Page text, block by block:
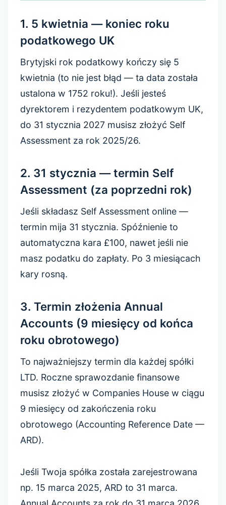
1. 5 kwietnia — koniec roku
podatkowego UK
Brytyjski rok podatkowy kończy się 5
kwietnia (to nie jest błąd — ta data została
ustalona w 1752 roku!). Jeśli jesteś
dyrektorem i rezydentem podatkowym UK,
do 31 stycznia 2027 musisz złożyć Self
Assessment za rok 2025/26.
2. 31 stycznia — termin Self
Assessment (za poprzedni rok)
Jeśli składasz Self Assessment online —
termin mija 31 stycznia. Spóźnienie to
automatyczna kara £100, nawet jeśli nie
masz podatku do zapłaty. Po 3 miesiącach
kary rosną.
3. Termin złożenia Annual
Accounts (9 miesięcy od końca
roku obrotowego)
To najważniejszy termin dla każdej spółki
LTD. Roczne sprawozdanie finansowe
musisz złożyć w Companies House w ciągu
9 miesięcy od zakończenia roku
obrotowego (Accounting Reference Date —
ARD).
Jeśli Twoja spółka została zarejestrowana
np. 15 marca 2025, ARD to 31 marca.